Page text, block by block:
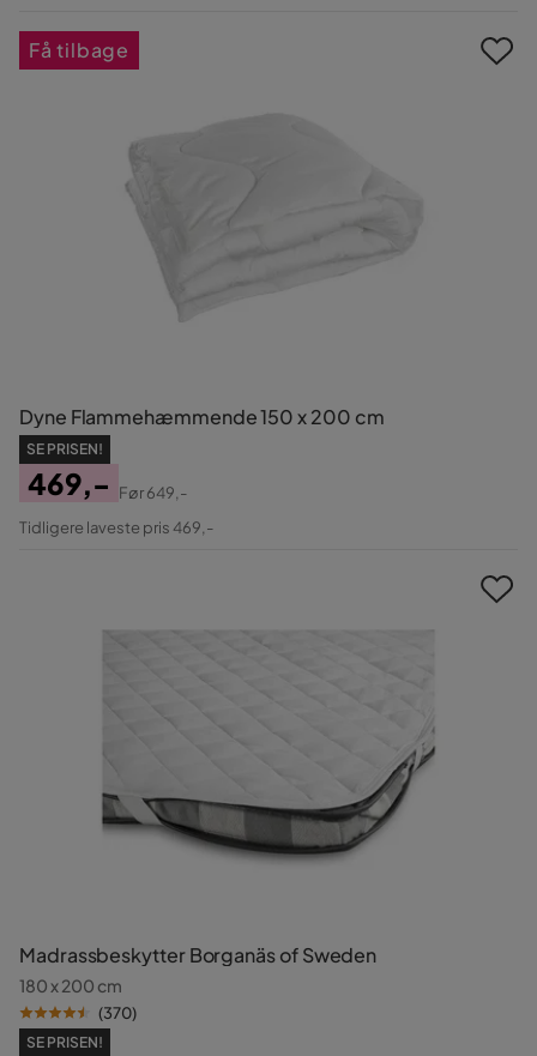
Dyne Flammehæmmende 150 x 200 cm
SE PRISEN!
Pris
469,-
Original
Før649,-
Tidligere laveste pris 469,-
Få tilbage
Madrassbeskytter Borganäs of Sweden
180 x 200 cm
(370)
SE PRISEN!